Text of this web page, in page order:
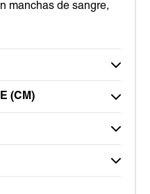
manchas de sangre,
(CM)